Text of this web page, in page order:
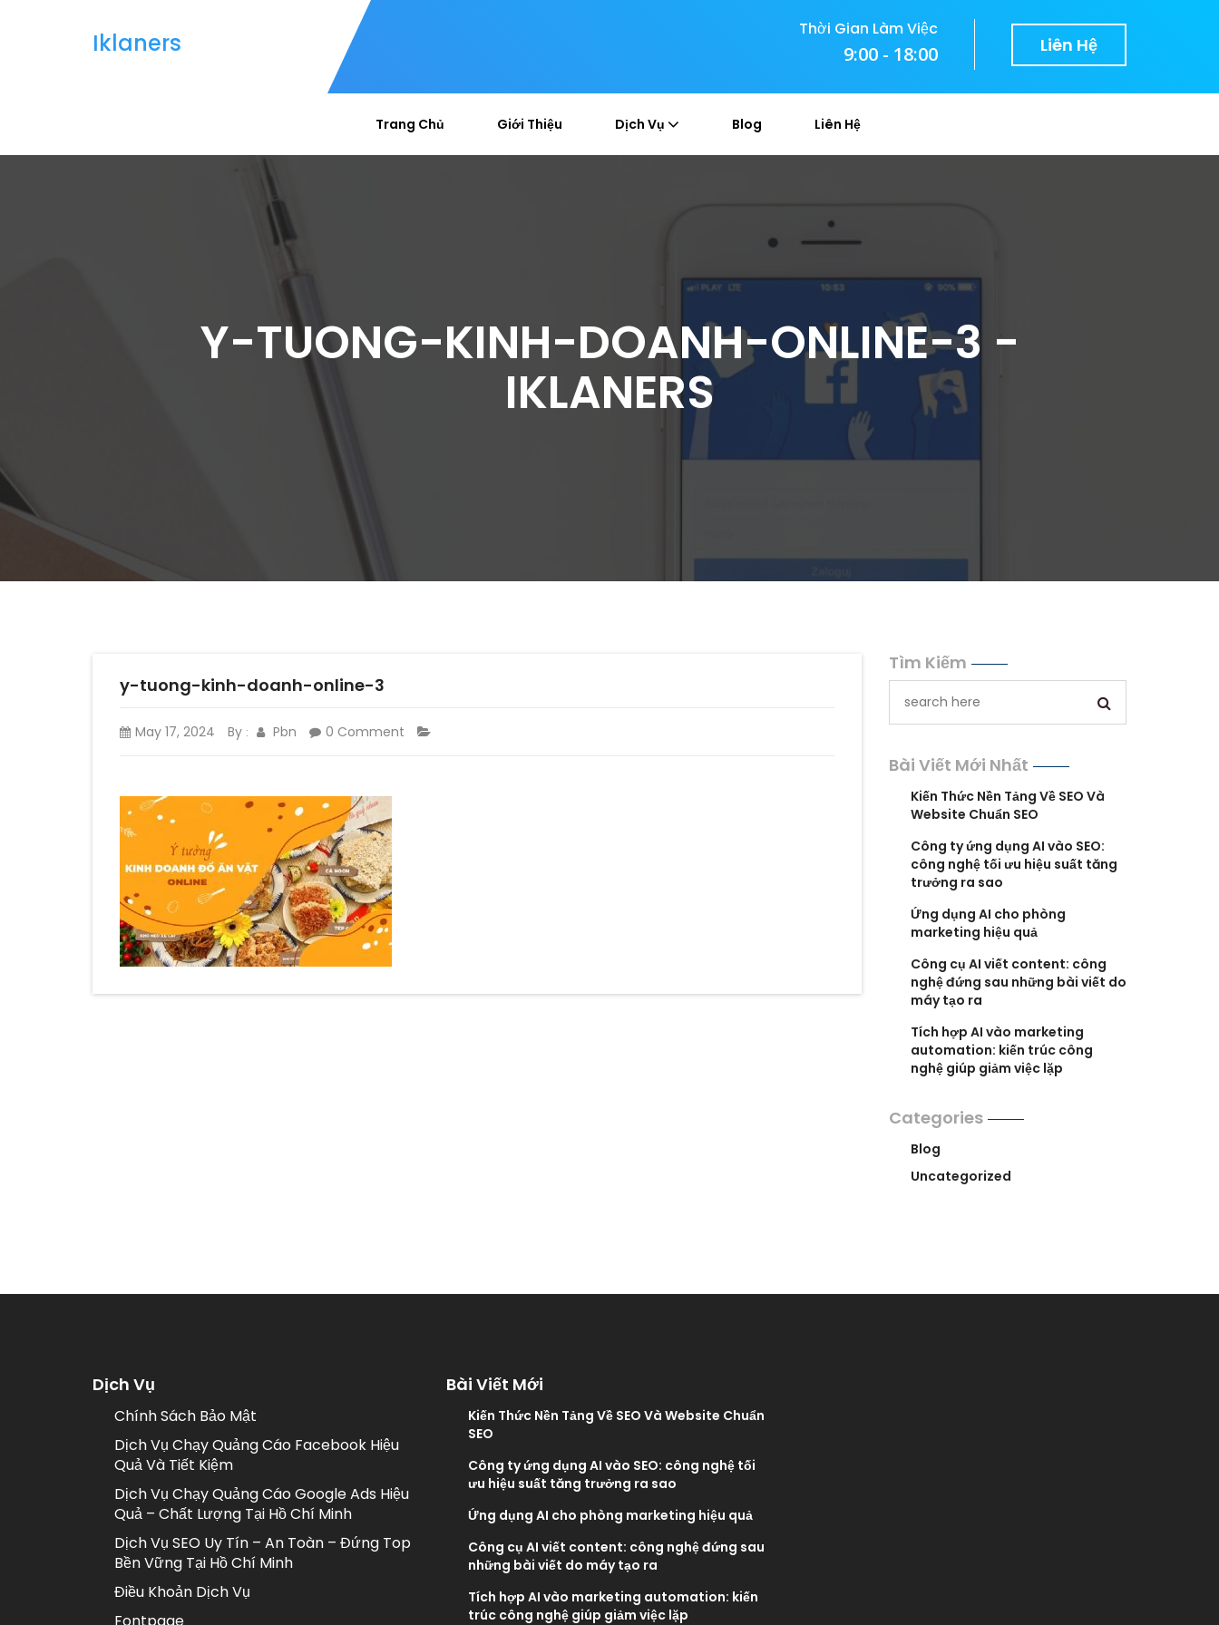
Iklaners Thời Gian Làm Việc
9:00 - 18:00 Liên Hệ
Trang Chủ Giới Thiệu Dịch Vụ Blog Liên Hệ
Y-TUONG-KINH-DOANH-ONLINE-3 -
IKLANERS
y-tuong-kinh-doanh-online-3
May 17, 2024 By : Pbn 0 Comment
Tìm Kiếm
Bài Viết Mới Nhất
Kiến Thức Nền Tảng Về SEO Và
Website Chuẩn SEO
Công ty ứng dụng AI vào SEO:
công nghệ tối ưu hiệu suất tăng
trưởng ra sao
Ứng dụng AI cho phòng
marketing hiệu quả
Công cụ AI viết content: công
nghệ đứng sau những bài viết do
máy tạo ra
Tích hợp AI vào marketing
automation: kiến trúc công
nghệ giúp giảm việc lặp
Categories
Blog
Uncategorized
Dịch Vụ
Chính Sách Bảo Mật
Dịch Vụ Chạy Quảng Cáo Facebook Hiệu
Quả Và Tiết Kiệm
Dịch Vụ Chạy Quảng Cáo Google Ads Hiệu
Quả – Chất Lượng Tại Hồ Chí Minh
Dịch Vụ SEO Uy Tín – An Toàn – Đứng Top
Bền Vững Tại Hồ Chí Minh
Điều Khoản Dịch Vụ
Bài Viết Mới
Kiến Thức Nền Tảng Về SEO Và Website Chuẩn
SEO
Công ty ứng dụng AI vào SEO: công nghệ tối
ưu hiệu suất tăng trưởng ra sao
Ứng dụng AI cho phòng marketing hiệu quả
Công cụ AI viết content: công nghệ đứng sau
những bài viết do máy tạo ra
Tích hợp AI vào marketing automation: kiến
trúc công nghệ giúp giảm việc lặp